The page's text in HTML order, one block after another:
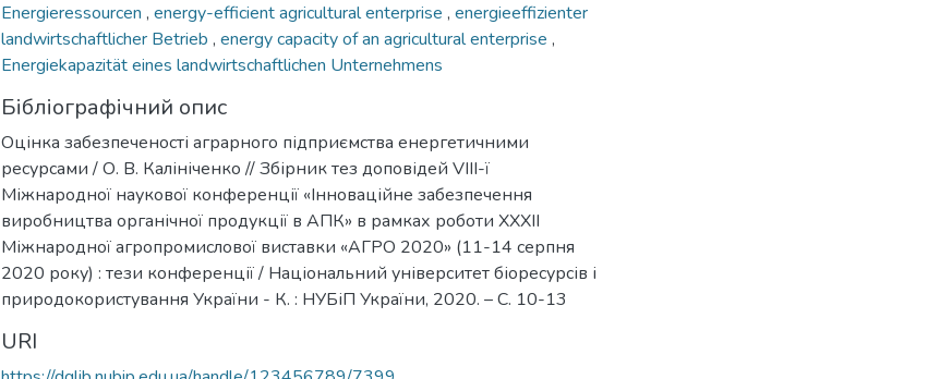
Energieressourcen , energy-efficient agricultural enterprise , energieeffizienter
landwirtschaftlicher Betrieb , energy capacity of an agricultural enterprise ,
Energiekapazität eines landwirtschaftlichen Unternehmens
Бібліографічний опис
Оцінка забезпеченості аграрного підприємства енергетичними
ресурсами / О. В. Калініченко // Збірник тез доповідей VIII-ї
Міжнародної наукової конференції «Інноваційне забезпечення
виробництва органічної продукції в АПК» в рамках роботи XXXII
Міжнародної агропромислової виставки «АГРО 2020» (11-14 серпня
2020 року) : тези конференції / Національний університет біоресурсів і
природокористування України - К. : НУБіП України, 2020. – C. 10-13
URI